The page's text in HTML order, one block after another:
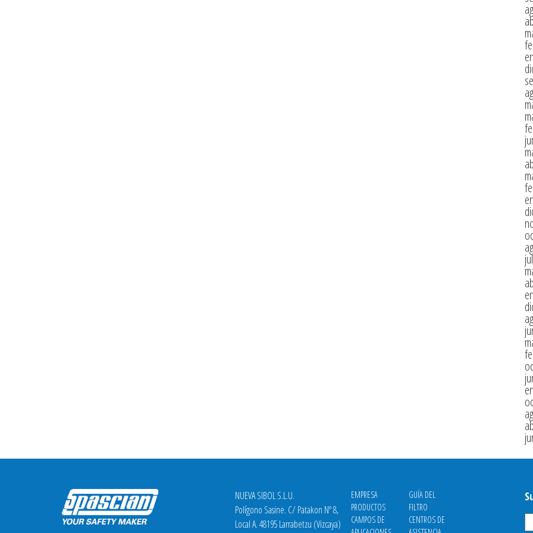
NUEVA SIBOL S.L.U.
Polígono Sasine. C/ Patakon Nº 8,
Local A. 48195 Larrabetzu (Vizcaya)
EMPRESA
PRODUCTOS
CAMPOS DE
GUÍA DEL
FILTRO
CENTROS DE